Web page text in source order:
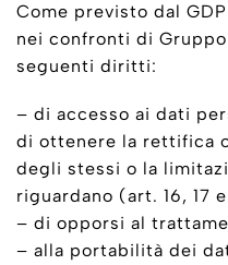
Come previsto dal
nei confronti di
seguenti diritti:
– di accesso ai dati
di ottenere la rettifica
degli stessi o la
riguardano (art. 16, 17
– di opporsi al
– alla portabilità dei